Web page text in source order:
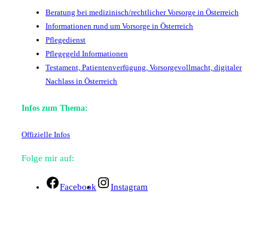
Beratung bei medizinisch/rechtlicher Vorsorge in Österreich
Informationen rund um Vorsorge in Österreich
Pflegedienst
Pflegegeld Informationen
Testament, Patientenverfügung, Vorsorgevollmacht, digitaler
Nachlass in Österreich
Infos zum Thema:
Offizielle Infos
Folge mir auf:
Facebook Instagram